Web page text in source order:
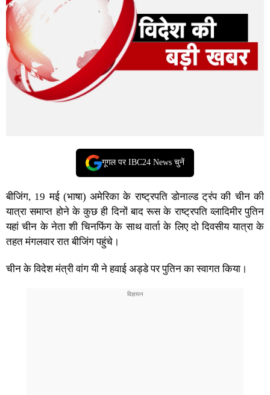
गूगल पर IBC24 News चुनें
बीजिंग, 19 मई (भाषा) अमेरिका के राष्ट्रपति डोनाल्ड ट्रंप की चीन की
यात्रा समाप्त होने के कुछ ही दिनों बाद रूस के राष्ट्रपति व्लादिमीर पुतिन
यहां चीन के नेता शी चिनफिंग के साथ वार्ता के लिए दो दिवसीय यात्रा के
तहत मंगलवार रात बीजिंग पहुंचे।
चीन के विदेश मंत्री वांग यी ने हवाई अड्डे पर पुतिन का स्वागत किया।